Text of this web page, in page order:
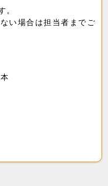
い場合は担当者までご